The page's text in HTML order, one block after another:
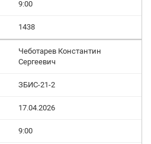
9:00
1438
Чеботарев Константин
Сергеевич
ЗБИС-21-2
17.04.2026
9:00